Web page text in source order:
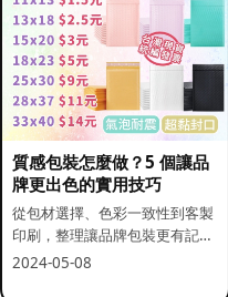
質感包裝怎麼做？5 個讓品
牌更出色的實用技巧
從包材選擇、色彩一致性到客製
印刷，整理讓品牌包裝更有記憶
點的實用做法。
2024-05-08